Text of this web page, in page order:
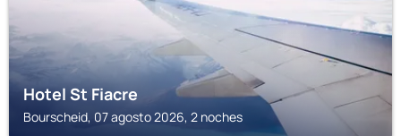
Hotel St Fiacre
Bourscheid, 07 agosto 2026, 2 noches